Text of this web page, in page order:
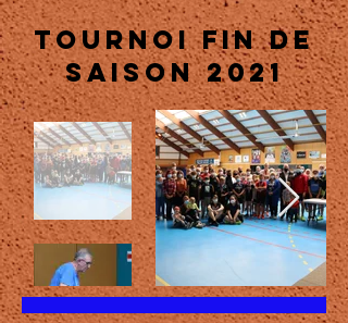
Tournoi fin de
saison 2021